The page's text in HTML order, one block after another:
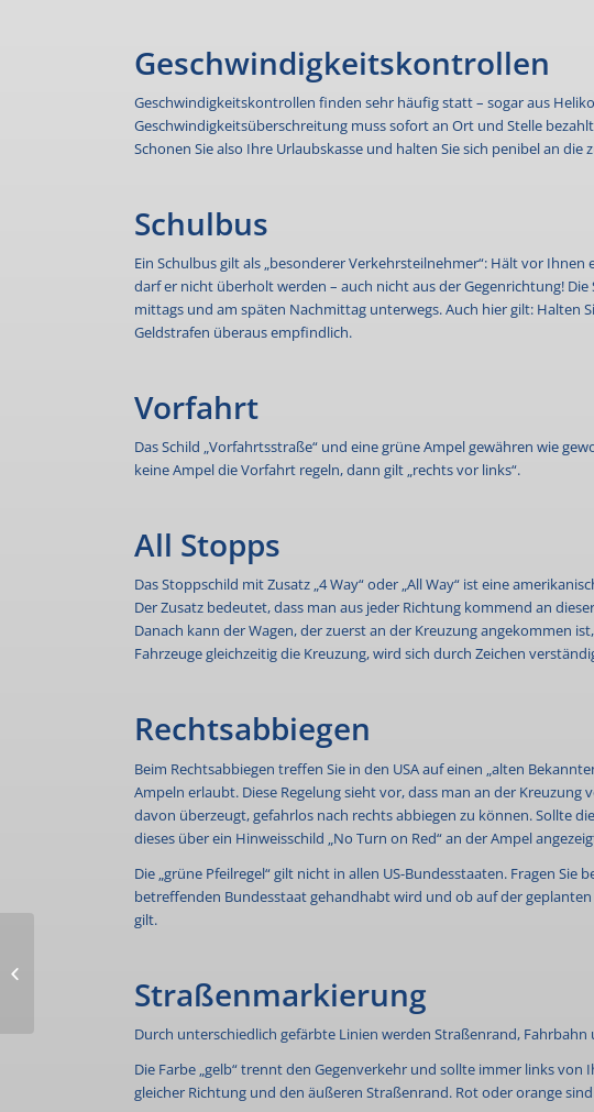
Geschwindigkeitskontrollen
Geschwindigkeitskontrollen finden sehr häufig statt – sogar aus
Geschwindigkeitsüberschreitung muss sofort an Ort und Stelle
Schonen Sie also Ihre Urlaubskasse und halten Sie sich penibel an die
Schulbus
Ein Schulbus gilt als „besonderer Verkehrsteilnehmer“: Hält vor
darf er nicht überholt werden – auch nicht aus der Gegenrichtung!
mittags und am späten Nachmittag unterwegs. Auch hier gilt: Halten
Geldstrafen überaus empfindlich.
Vorfahrt
Das Schild „Vorfahrtsstraße“ und eine grüne Ampel gewähren wie
keine Ampel die Vorfahrt regeln, dann gilt „rechts vor links“.
All Stopps
Das Stoppschild mit Zusatz „4 Way“ oder „All Way“ ist eine
Der Zusatz bedeutet, dass man aus jeder Richtung kommend an
Danach kann der Wagen, der zuerst an der Kreuzung angekommen
Fahrzeuge gleichzeitig die Kreuzung, wird sich durch Zeichen
Rechtsabbiegen
Beim Rechtsabbiegen treffen Sie in den USA auf einen „alten
Ampeln erlaubt. Diese Regelung sieht vor, dass man an der
davon überzeugt, gefahrlos nach rechts abbiegen zu können. Sollte
dieses über ein Hinweisschild „No Turn on Red“ an der Ampel
Die „grüne Pfeilregel“ gilt nicht in allen US-Bundesstaaten. Fragen Sie
betreffenden Bundesstaat gehandhabt wird und ob auf der
gilt.
Straßenmarkierung
Durch unterschiedlich gefärbte Linien werden Straßenrand,
Die Farbe „gelb“ trennt den Gegenverkehr und sollte immer links
gleicher Richtung und den äußeren Straßenrand. Rot oder orange